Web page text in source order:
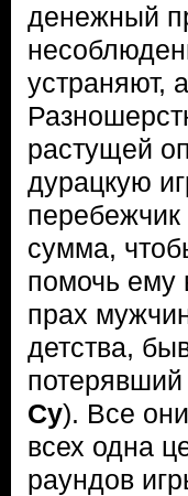
денежный
устраняют,
растущей
дурацкую
сумма,
помочь ему
прах
детства,
Су). Все
всех одна
раундов